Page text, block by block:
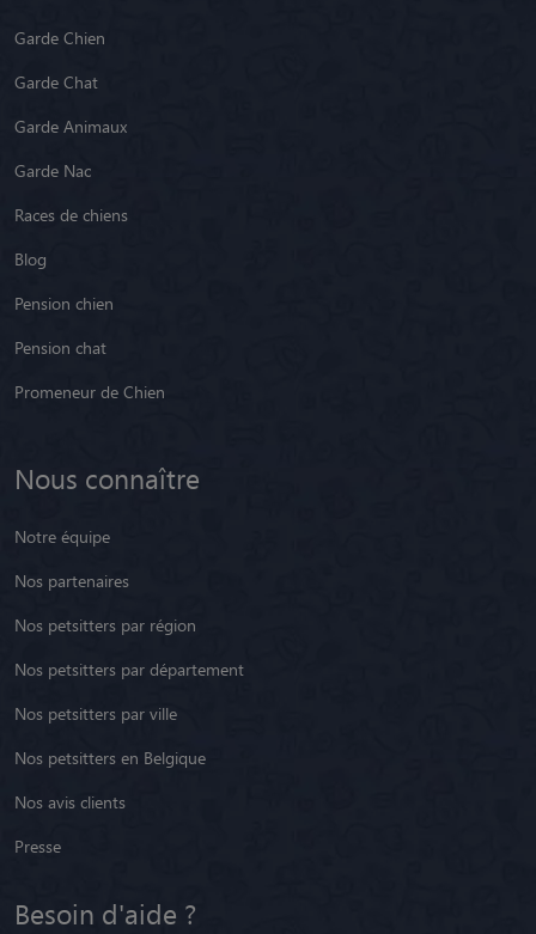
Garde Chien
Garde Chat
Garde Animaux
Garde Nac
Races de chiens
Blog
Pension chien
Pension chat
Promeneur de Chien
Nous connaître
Notre équipe
Nos partenaires
Nos petsitters par région
Nos petsitters par département
Nos petsitters par ville
Nos petsitters en Belgique
Nos avis clients
Presse
Besoin d'aide ?